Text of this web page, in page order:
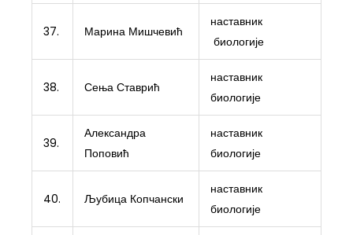
37. Марина Мишчевић
наставник
биологије
38. Сења Ставрић
наставник
биологије
39.
Александра
Поповић
наставник
биологије
40. Љубица Копчански
наставник
биологије